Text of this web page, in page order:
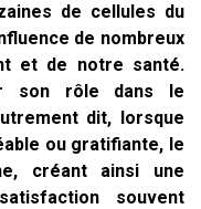
de cellules du
de nombreux
et de notre santé.
son rôle dans le
dit, lorsque
ou gratifiante, le
créant ainsi une
souvent